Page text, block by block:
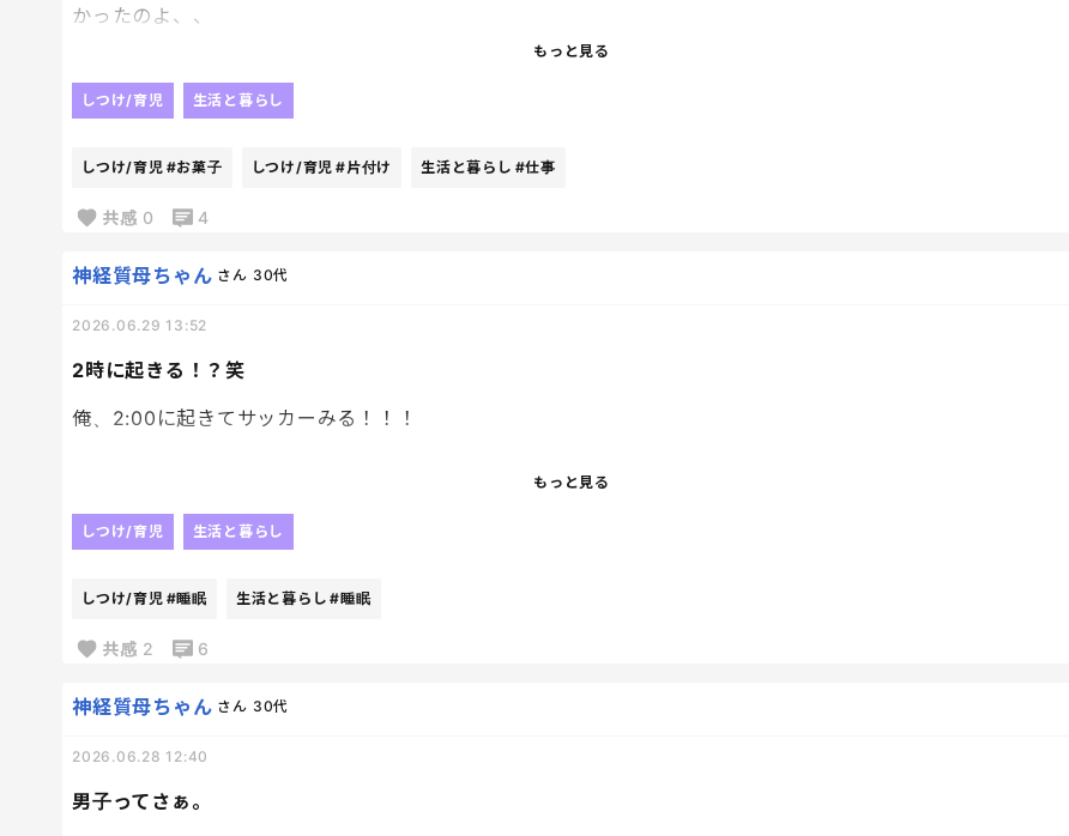
かったのよ、、
ほんとなんでこんなに片付けできないんだろう😇
男子っていう生き物ができないのか、うちの子だけができないのか分からないけど。
特に長男がやばくて、お菓子のゴミとかゴミ箱あるのに捨てずに引き出しにしまってたり、飲んだ缶コーヒーと
もっと見る
しつけ/育児 生活と暮らし
しつけ/育児 #お菓子 しつけ/育児 #片付け 生活と暮らし #仕事
共感 0 4
2時に起きる！？笑
神経質母ちゃん さん 30代
2026.06.29 13:52
俺、2:00に起きてサッカーみる！！！
わかるけどね？？
学校大丈夫？笑
もっと見る
しつけ/育児 生活と暮らし
しつけ/育児 #睡眠 生活と暮らし #睡眠
共感 2 6
男子ってさぁ。
神経質母ちゃん さん 30代
2026.06.28 12:40